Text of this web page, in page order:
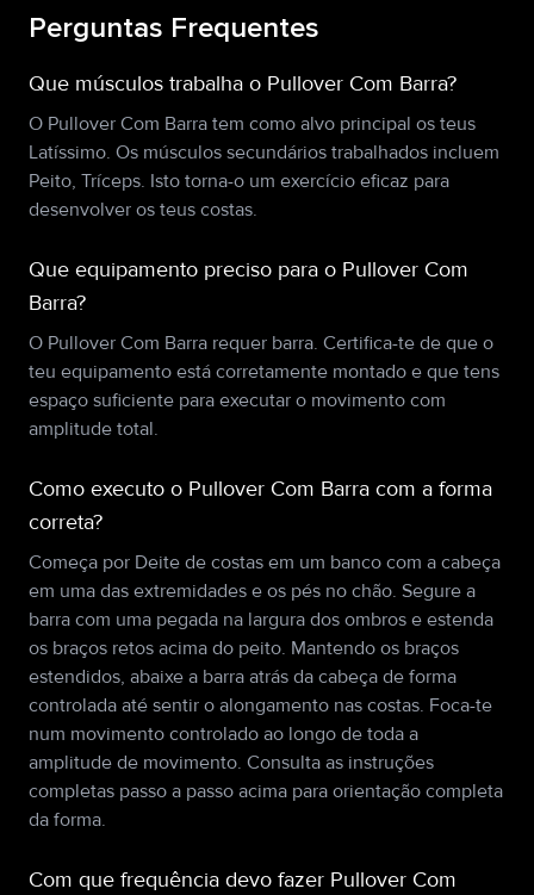
Perguntas Frequentes
Que músculos trabalha o Pullover Com Barra?
O Pullover Com Barra tem como alvo principal os teus
Latíssimo. Os músculos secundários trabalhados incluem
Peito, Tríceps. Isto torna-o um exercício eficaz para
desenvolver os teus costas.
Que equipamento preciso para o Pullover Com
Barra?
O Pullover Com Barra requer barra. Certifica-te de que o
teu equipamento está corretamente montado e que tens
espaço suficiente para executar o movimento com
amplitude total.
Como executo o Pullover Com Barra com a forma
correta?
Começa por Deite de costas em um banco com a cabeça
em uma das extremidades e os pés no chão. Segure a
barra com uma pegada na largura dos ombros e estenda
os braços retos acima do peito. Mantendo os braços
estendidos, abaixe a barra atrás da cabeça de forma
controlada até sentir o alongamento nas costas. Foca-te
num movimento controlado ao longo de toda a
amplitude de movimento. Consulta as instruções
completas passo a passo acima para orientação completa
da forma.
Com que frequência devo fazer Pullover Com